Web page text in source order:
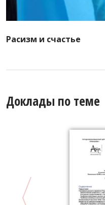
Расизм и счастье
Доклады по теме